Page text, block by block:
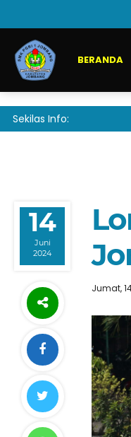
BERANDA
Sekilas Info:
14
Juni
2024
Jumat,